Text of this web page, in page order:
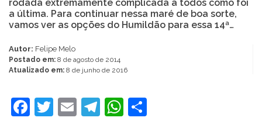
rodada extremamente complicada a todos como foi
a última. Para continuar nessa maré de boa sorte,
vamos ver as opções do Humildão para essa 14ª…
Autor: Felipe Melo
Postado em: 8 de agosto de 2014
Atualizado em: 8 de junho de 2016
Facebook
Twitter
EmailTelegram
WhatsApp